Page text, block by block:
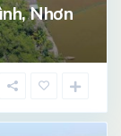
Nhơn